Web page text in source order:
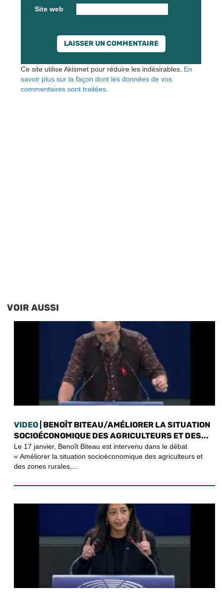
Site web
Ce site utilise Akismet pour réduire les indésirables. En
savoir plus sur la façon dont les données de vos
commentaires sont traitées
VOIR AUSSI
VIDEO | BENOÎT BITEAU/AMÉLIORER LA SITUATION
SOCIOÉCONOMIQUE DES AGRICULTEURS ET DES...
Le 17 janvier, Benoît Biteau est intervenu dans le débat
« Améliorer la situation socioéconomique des agriculteurs et
des zones rurales,...